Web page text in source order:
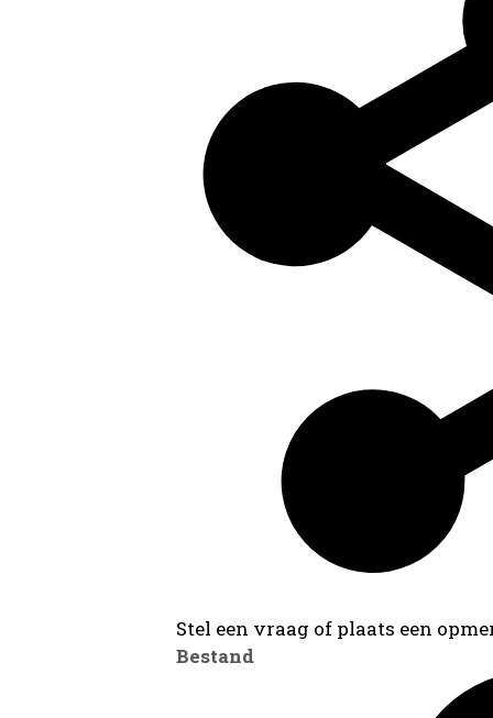
Stel een vraag of plaats een
Bestand